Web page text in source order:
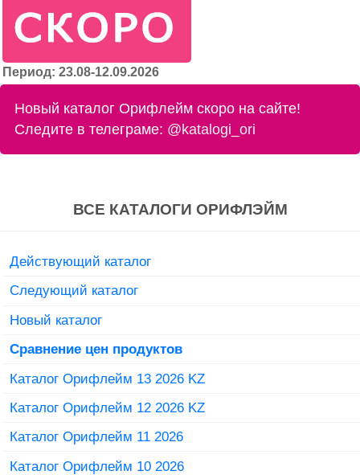
Период: 23.08-12.09.2026
Новый каталог Орифлейм скоро на сайте!
Следите в телеграме: @katalogi_ori
ВСЕ КАТАЛОГИ ОРИФЛЭЙМ
Действующий каталог
Следующий каталог
Новый каталог
Сравнение цен продуктов
Каталог Орифлейм 13 2026 KZ
Каталог Орифлейм 12 2026 KZ
Каталог Орифлейм 11 2026
Каталог Орифлейм 10 2026